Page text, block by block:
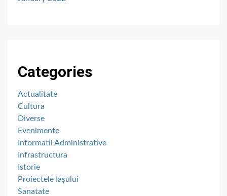
Categories
Actualitate
Cultura
Diverse
Evenimente
Informatii Administrative
Infrastructura
Istorie
Proiectele Iașului
Sanatate